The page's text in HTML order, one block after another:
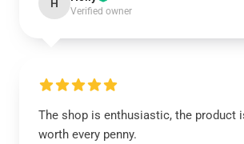
H
Verified owner
The shop is enthusiastic, the product
worth every penny.